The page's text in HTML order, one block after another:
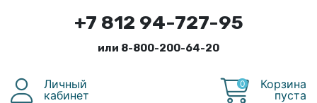
+7 812 94-727-95
или 8-800-200-64-20
Личный
кабинет
0
Корзина
пуста